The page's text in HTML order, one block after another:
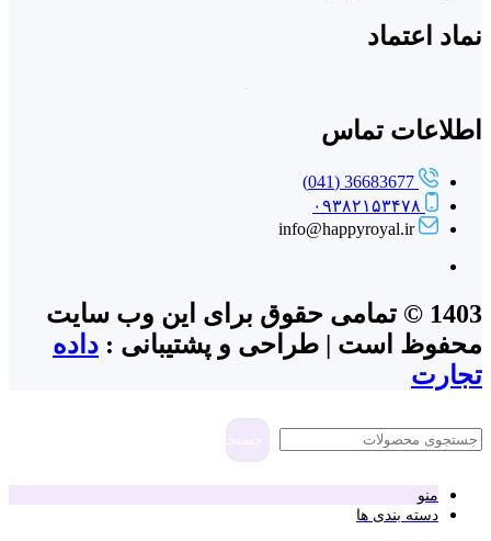
نماد اعتماد
اطلاعات تماس
36683677 (041)
۰۹۳۸۲۱۵۳۴۷۸
info@happyroyal.ir
1403 © تمامی حقوق برای این وب سایت
محفوظ است | طراحی و پشتیبانی : داده
تجارت
منو
دسته بندی ها